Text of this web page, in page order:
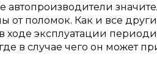
автопроизводители
от поломок. Как и все
эксплуатации
в случае чего он может